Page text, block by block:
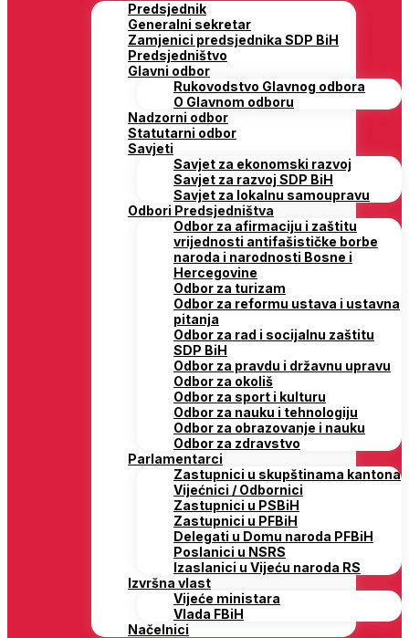
Predsjednik
Generalni sekretar
Zamjenici predsjednika SDP BiH
Predsjedništvo
Glavni odbor
Rukovodstvo Glavnog odbora
O Glavnom odboru
Nadzorni odbor
Statutarni odbor
Savjeti
Savjet za ekonomski razvoj
Savjet za razvoj SDP BiH
Savjet za lokalnu samoupravu
Odbori Predsjedništva
Odbor za afirmaciju i zaštitu
vrijednosti antifašističke borbe
naroda i narodnosti Bosne i
Hercegovine
Odbor za turizam
Odbor za reformu ustava i ustavna
pitanja
Odbor za rad i socijalnu zaštitu
SDP BiH
Odbor za pravdu i državnu upravu
Odbor za okoliš
Odbor za sport i kulturu
Odbor za nauku i tehnologiju
Odbor za obrazovanje i nauku
Odbor za zdravstvo
Parlamentarci
Zastupnici u skupštinama kantona
Vijećnici / Odbornici
Zastupnici u PSBiH
Zastupnici u PFBiH
Delegati u Domu naroda PFBiH
Poslanici u NSRS
Izaslanici u Vijeću naroda RS
Izvršna vlast
Vijeće ministara
Vlada FBiH
Načelnici